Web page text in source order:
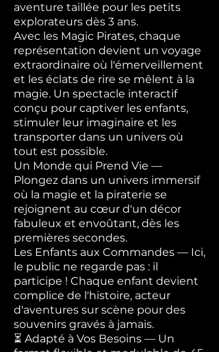
aventure taillée pour les petits
explorateurs dès 3 ans.
Avec les Magic Pirates, chaque
représentation devient un voyage
extraordinaire où l'émerveillement
et les éclats de rire se mêlent à la
magie. Un spectacle interactif
conçu pour captiver les enfants,
stimuler leur imaginaire et les
transporter dans un univers où
tout est possible.
Un Monde qui Prend Vie —
Plongez dans un univers immersif
où la magie et la piraterie se
rejoignent au cœur d'un décor
fabuleux et envoûtant, dès les
premières secondes.
Les Enfants aux Commandes — Ici,
le public ne regarde pas : il
participe ! Chaque enfant devient
complice de l'histoire, acteur
d'aventures sur scène pour des
souvenirs gravés à jamais.
⏳ Adapté à Vos Besoins — Un